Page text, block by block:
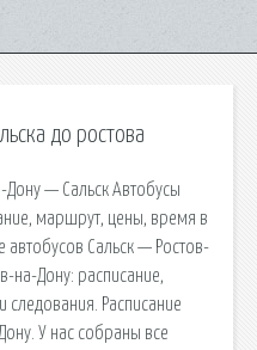
до ростова
Дону — Сальск Автобусы
маршрут, цены, время в
автобусов Сальск — Ростов-
на-Дону: расписание,
Расписание
У нас собраны все